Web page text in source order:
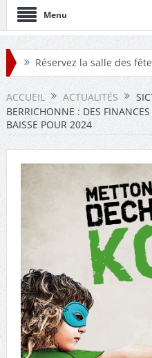
Menu
Réservez la salle des
Réservez la maison des
Téléchargez les
municipaux de Chouday
ACCUEIL ACTUALITÉS
BERRICHONNE : DES
BAISSE POUR 2024